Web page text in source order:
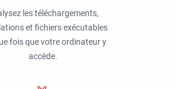
les téléchargements,
et fichiers exécutables
fois que votre ordinateur y
accède.